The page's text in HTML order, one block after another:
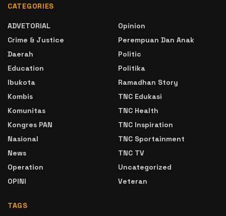
CATEGORIES
ADVETORIAL
Crime & Justice
Daerah
Education
Ibukota
Kombis
Komunitas
Kongres PAN
Nasional
News
Operation
OPINI
Opinion
Perempuan Dan Anak
Politic
Politika
Ramadhan Story
TNC Edukasi
TNC Health
TNC Inspiration
TNC Sportainment
TNC TV
Uncategorized
Veteran
TAGS